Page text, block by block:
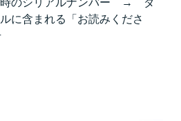
時のシリアルナンバー → ダ
に含まれる「お読みくださ